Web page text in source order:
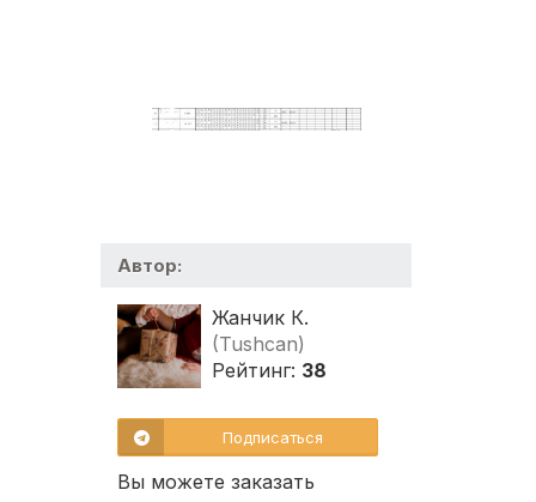
Автор:
Жанчик К.
(Tushcan)
Рейтинг: 38
Подписаться
Вы можете заказать